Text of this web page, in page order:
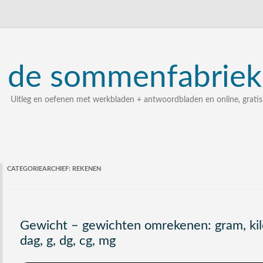
de sommenfabriek
Uitleg en oefenen met werkbladen + antwoordbladen en online, gratis
CATEGORIEARCHIEF: REKENEN
Gewicht – gewichten omrekenen: gram,
dag, g, dg, cg, mg